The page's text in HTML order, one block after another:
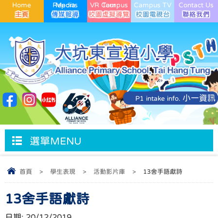
Home Media Reports VR Campus Tour Campus TV Contact Us
P1 intake info. 小一資訊
選單MENU
首頁 > 學生表現 > 活動影片庫 > 13舍手語獻詩
13舍手語獻詩